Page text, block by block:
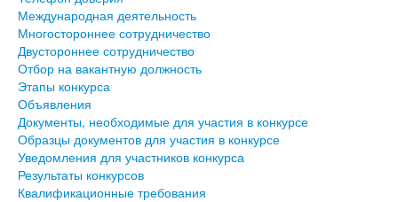
Международная деятельность
Многостороннее сотрудничество
Двустороннее сотрудничество
Отбор на вакантную должность
Этапы конкурса
Объявления
Документы, необходимые для участия в конкурсе
Образцы документов для участия в конкурсе
Уведомления для участников конкурса
Результаты конкурсов
Квалификационные требования